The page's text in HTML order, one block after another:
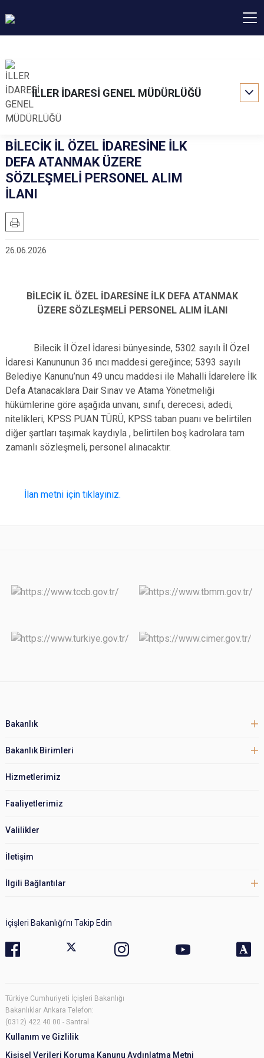
İLLER İDARESİ GENEL MÜDÜRLÜĞÜ
BİLECİK İL ÖZEL İDARESİNE İLK
DEFA ATANMAK ÜZERE
SÖZLEŞMELİ PERSONEL ALIM
İLANI
26.06.2026
BİLECİK İL ÖZEL İDARESİNE İLK DEFA ATANMAK
ÜZERE SÖZLEŞMELİ PERSONEL ALIM İLANI
Bilecik İl Özel İdaresi bünyesinde, 5302 sayılı İl Özel
İdaresi Kanununun 36 ıncı maddesi gereğince; 5393 sayılı
Belediye Kanunu’nun 49 uncu maddesi ile Mahalli İdarelere İlk
Defa Atanacaklara Dair Sınav ve Atama Yönetmeliği
hükümlerine göre aşağıda unvanı, sınıfı, derecesi, adedi,
nitelikleri, KPSS PUAN TÜRÜ, KPSS taban puanı ve belirtilen
diğer şartları taşımak kaydıyla , belirtilen boş kadrolara tam
zamanlı sözleşmeli, personel alınacaktır.
İlan metni için tıklayınız.
Bakanlık
Bakanlık Birimleri
Hizmetlerimiz
Faaliyetlerimiz
Valilikler
İletişim
İlgili Bağlantılar
İçişleri Bakanlığı’nı Takip Edin
Türkiye Cumhuriyeti İçişleri Bakanlığı
Bakanlıklar Ankara Telefon:
(0312) 422 40 00 - Santral
Kullanım ve Gizlilik
Kişisel Verileri Koruma Kanunu Aydınlatma Metni